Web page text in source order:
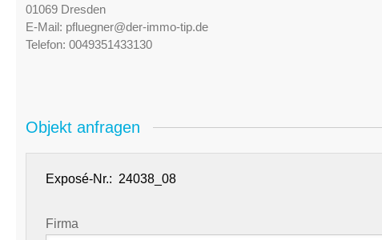
01069 Dresden
E-Mail: pfluegner@der-immo-tip.de
Telefon: 0049351433130
Objekt anfragen
Exposé-Nr.:
Firma